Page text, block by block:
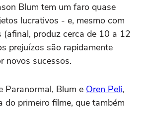
Blum tem um faro quase
lucrativos - e, mesmo com
(afinal, produz cerca de 10 a 12
prejuízos são rapidamente
novos sucessos.
Paranormal, Blum e Oren Peli,
do primeiro filme, que também